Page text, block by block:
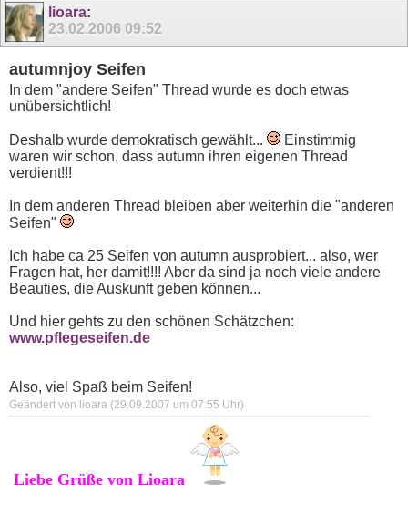
11
12
lioara:
23.02.2006 09:52
autumnjoy Seifen
In dem "andere Seifen" Thread wurde es doch etwas
unübersichtlich!
Deshalb wurde demokratisch gewählt...
Einstimmig
waren wir schon, dass autumn ihren eigenen Thread
verdient!!!
In dem anderen Thread bleiben aber weiterhin die "anderen
Seifen"
Ich habe ca 25 Seifen von autumn ausprobiert... also, wer
Fragen hat, her damit!!!! Aber da sind ja noch viele andere
Beauties, die Auskunft geben können...
Und hier gehts zu den schönen Schätzchen:
www.pflegeseifen.de
Also, viel Spaß beim Seifen!
Geändert von lioara (29.09.2007 um 07:55 Uhr)
Liebe Grüße von Lioara